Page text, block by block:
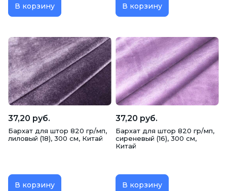
В корзину В корзину
37,20 руб.
Бархат для штор 820 гр/мп,
лиловый (18), 300 см, Китай
В корзину
37,20 руб.
Бархат для штор 820 гр/мп,
сиреневый (16), 300 см,
Китай
В корзину